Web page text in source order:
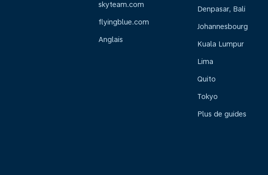
skyteam.com
flyingblue.com
Anglais
Denpasar, Bali
Johannesbourg
Kuala Lumpur
Lima
Quito
Tokyo
Plus de guides